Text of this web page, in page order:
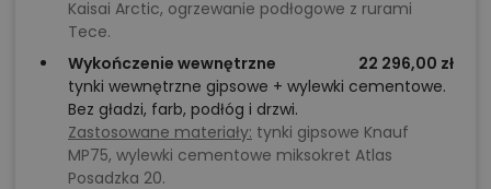
nie ryzykiem.
Chcesz uzyskać więcej informacji o tym
projekcie, na przykład:
polecane przez architekta zmiany,
możliwości wprowadzania modyfikacji,
Kaisai Arctic, ogrzewanie podłogowe z rurami
Tece.
Wykończenie wewnętrzne
22 296,00 zł
tynki wewnętrzne gipsowe + wylewki cementowe.
Bez gładzi, farb, podłóg i drzwi.
Zastosowane materiały: tynki gipsowe Knauf
MP75, wylewki cementowe miksokret Atlas
Posadzka 20.